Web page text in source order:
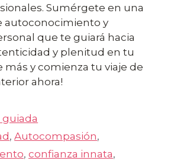
Sumérgete en una
autoconocimiento y
que te guiará hacia
y plenitud en tu
más y comienza tu viaje de
ahora!
,Autocompasión,
, confianza innata,